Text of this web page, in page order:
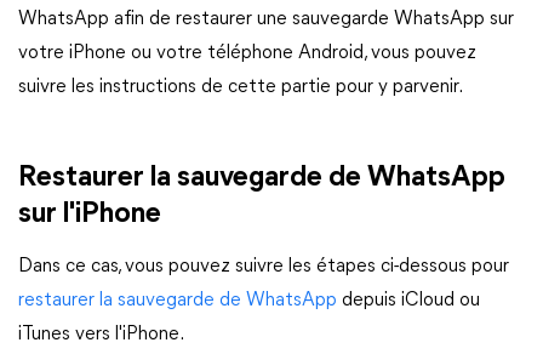
WhatsApp afin de restaurer une sauvegarde WhatsApp sur
votre iPhone ou votre téléphone Android, vous pouvez
suivre les instructions de cette partie pour y parvenir.
Restaurer la sauvegarde de WhatsApp
sur l'iPhone
Dans ce cas, vous pouvez suivre les étapes ci-dessous pour
restaurer la sauvegarde de WhatsApp depuis iCloud ou
iTunes vers l'iPhone.